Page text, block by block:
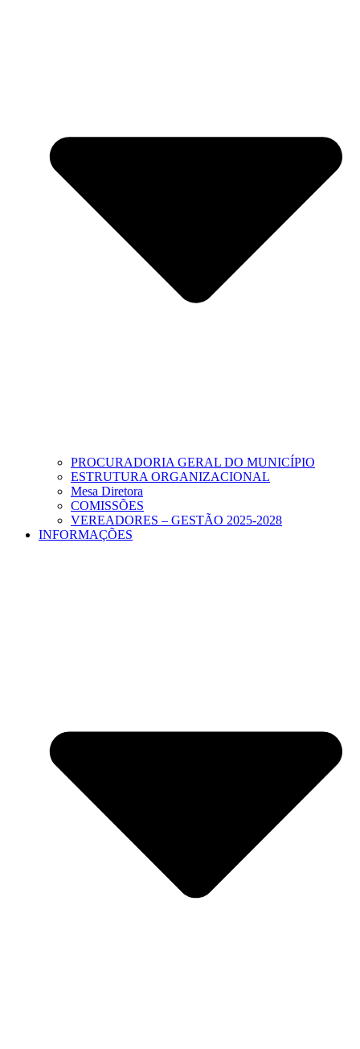
PROCURADORIA GERAL DO MUNICÍPIO
ESTRUTURA ORGANIZACIONAL
Mesa Diretora
COMISSÕES
VEREADORES – GESTÃO 2025-2028
INFORMAÇÕES